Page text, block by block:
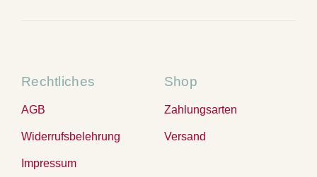
Rechtliches
AGB
Widerrufsbelehrung
Impressum
Shop
Zahlungsarten
Versand